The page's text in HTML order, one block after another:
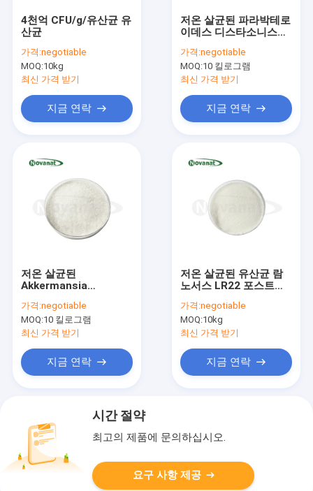
4천억 CFU/g/유산균 유
산균
가격:negotiable
MOQ:10kg
최신 가격 받기
지금 연락
저온 살균된 파라박테로
이데스 디스타소니스
스 분말 비건/알레르기
유발 물질 없음/글루텐
없음/유제품 없음
가격:negotiable
MOQ:10 킬로그램
최신 가격 받기
지금 연락
저온 살균된
Akkermansia
포스트바이오틱스 분말
비건/알레르기 유발 물
질 없음/글루텐 없음/유
가격:negotiable
MOQ:10 킬로그램
최신 가격 받기
지금 연락
저온 살균된 유산균 람
노서스 LR22 포스트바
레르기 유발물질 없음/
글루텐 없음/유제품 없
음
가격:negotiable
MOQ:10kg
최신 가격 받기
지금 연락
시간 절약
최고의 제품에 문의하십시오.
요구 사항 제공